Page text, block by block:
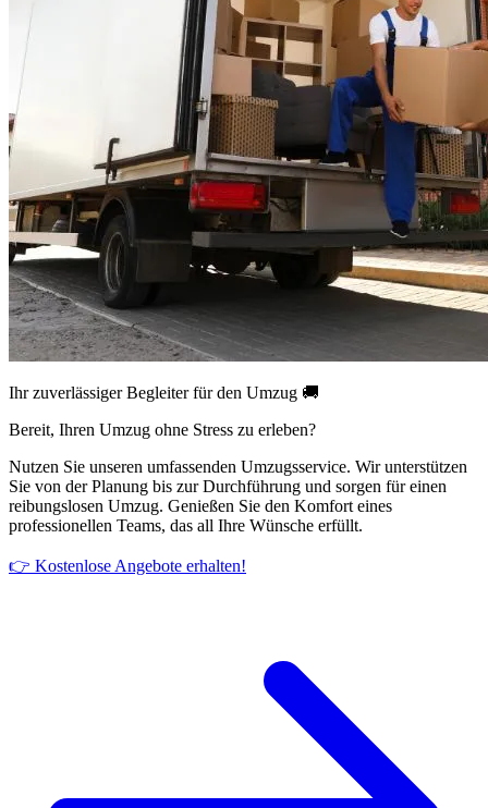
Ihr zuverlässiger Begleiter für den Umzug 🚚
Bereit, Ihren Umzug ohne Stress zu erleben?
Nutzen Sie unseren umfassenden Umzugsservice. Wir unterstützen
Sie von der Planung bis zur Durchführung und sorgen für einen
reibungslosen Umzug. Genießen Sie den Komfort eines
professionellen Teams, das all Ihre Wünsche erfüllt.
👉 Kostenlose Angebote erhalten!